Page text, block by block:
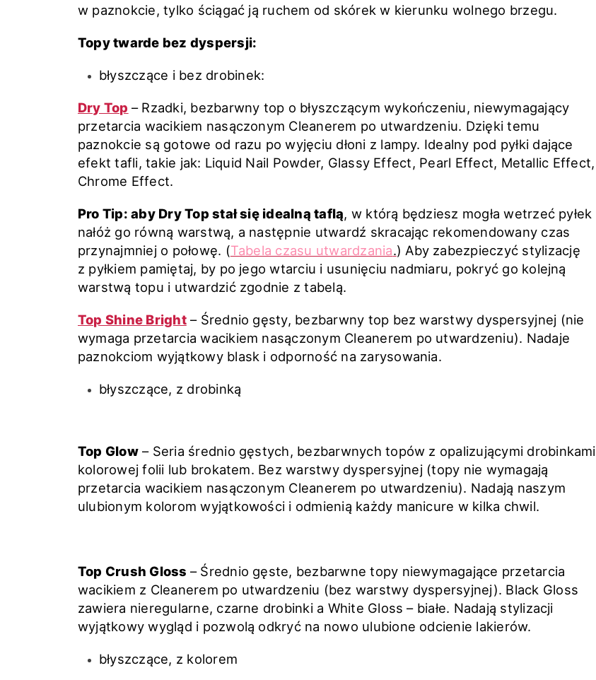
w paznokcie, tylko ściągać ją ruchem od skórek w kierunku wolnego brzegu.
Topy twarde bez dyspersji:
błyszczące i bez drobinek:
Dry Top – Rzadki, bezbarwny top o błyszczącym wykończeniu, niewymagający
przetarcia wacikiem nasączonym Cleanerem po utwardzeniu. Dzięki temu
paznokcie są gotowe od razu po wyjęciu dłoni z lampy. Idealny pod pyłki dające
efekt tafli, takie jak: Liquid Nail Powder, Glassy Effect, Pearl Effect, Metallic Effect,
Chrome Effect.
Pro Tip: aby Dry Top stał się idealną taflą, w którą będziesz mogła wetrzeć pyłek
nałóż go równą warstwą, a następnie utwardź skracając rekomendowany czas
przynajmniej o połowę. (Tabela czasu utwardzania.) Aby zabezpieczyć stylizację
z pyłkiem pamiętaj, by po jego wtarciu i usunięciu nadmiaru, pokryć go kolejną
warstwą topu i utwardzić zgodnie z tabelą.
Top Shine Bright– Średnio gęsty, bezbarwny top bez warstwy dyspersyjnej (nie
wymaga przetarcia wacikiem nasączonym Cleanerem po utwardzeniu). Nadaje
paznokciom wyjątkowy blask i odporność na zarysowania.
błyszczące, z drobinką
Top Glow– Seria średnio gęstych, bezbarwnych topów z opalizującymi drobinkami
kolorowej folii lub brokatem. Bez warstwy dyspersyjnej (topy nie wymagają
przetarcia wacikiem nasączonym Cleanerem po utwardzeniu). Nadają naszym
ulubionym kolorom wyjątkowości i odmienią każdy manicure w kilka chwil.
Top Crush Gloss – Średnio gęste, bezbarwne topy niewymagające przetarcia
wacikiem z Cleanerem po utwardzeniu (bez warstwy dyspersyjnej). Black Gloss
zawiera nieregularne, czarne drobinki a White Gloss – białe. Nadają stylizacji
wyjątkowy wygląd i pozwolą odkryć na nowo ulubione odcienie lakierów.
błyszczące, z kolorem